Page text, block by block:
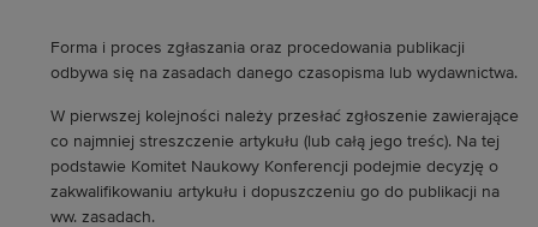
Forma i proces zgłaszania oraz procedowania publikacji
odbywa się na zasadach danego czasopisma lub wydawnictwa.
W pierwszej kolejności należy przesłać zgłoszenie zawierające
co najmniej streszczenie artykułu (lub całą jego treśc). Na tej
podstawie Komitet Naukowy Konferencji podejmie decyzję o
zakwalifikowaniu artykułu i dopuszczeniu go do publikacji na
ww. zasadach.